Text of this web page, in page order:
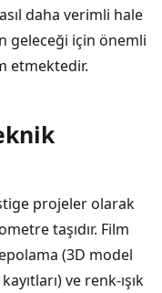
daha verimli hale
geleceği için önemli
etmektedir.
projeler olarak
taşıdır. Film
(3D model
ve renk-ışık